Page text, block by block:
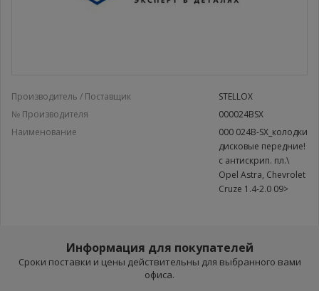
Производитель / Поставщик
STELLOX
№ Производителя
000024BSX
Наименование
000 024B-SX_колодки
дисковые передние!
с антискрип. пл.\
Opel Astra, Chevrolet
Cruze 1.4-2.0 09>
Информация для покупателей
Сроки поставки и цены действительны для выбранного вами
офиса.